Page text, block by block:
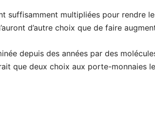
suffisamment multipliées pour rendre
d’autre choix que de faire
depuis des années par des
que deux choix aux porte-monnaies